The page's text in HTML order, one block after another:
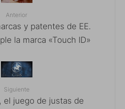
Anterior
y patentes de EE.
la marca «Touch ID»
Siguiente
el juego de justas de